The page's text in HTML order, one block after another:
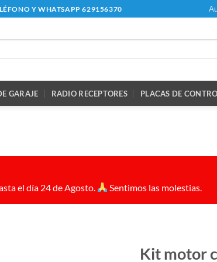
Y WHATSAPP 629156370
GARAJE RADIO RECEPTORES PLACAS DE
el día 24 de Agosto.
Sentimos las molestias.
Kit motor